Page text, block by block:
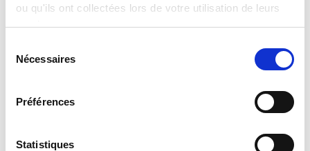
ou qu'ils ont collectées lors de votre utilisation de leurs
services.
Nécessaires
Préférences
Statistiques